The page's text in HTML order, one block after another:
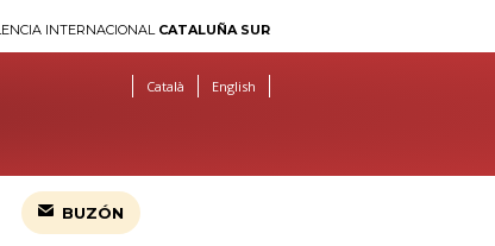
INTERNACIONAL CATALUÑA SUR
Català English
BUZÓN